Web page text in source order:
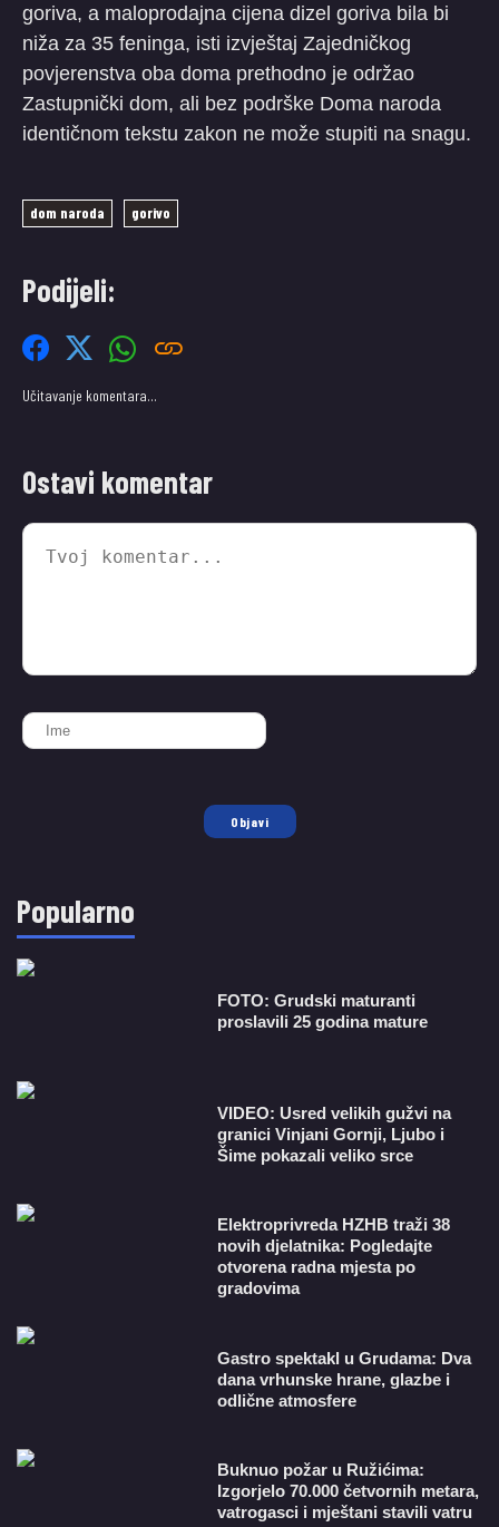
goriva, a maloprodajna cijena dizel goriva bila bi
niža za 35 feninga, isti izvještaj Zajedničkog
povjerenstva oba doma prethodno je održao
Zastupnički dom, ali bez podrške Doma naroda
identičnom tekstu zakon ne može stupiti na snagu.
dom naroda gorivo
Podijeli:
Učitavanje komentara…
Ostavi komentar
Objavi
Popularno
FOTO: Grudski maturanti
proslavili 25 godina mature
VIDEO: Usred velikih gužvi na
granici Vinjani Gornji, Ljubo i
Šime pokazali veliko srce
​Elektroprivreda HZHB traži 38
novih djelatnika: Pogledajte
otvorena radna mjesta po
gradovima
Gastro spektakl u Grudama: Dva
dana vrhunske hrane, glazbe i
odlične atmosfere
Buknuo požar u Ružićima:
Izgorjelo 70.000 četvornih metara,
vatrogasci i mještani stavili vatru